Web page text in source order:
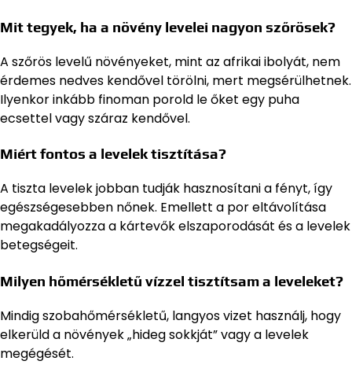
Mit tegyek, ha a növény levelei nagyon szőrösek?
A szőrös levelű növényeket, mint az afrikai ibolyát, nem
érdemes nedves kendővel törölni, mert megsérülhetnek.
Ilyenkor inkább finoman porold le őket egy puha
ecsettel vagy száraz kendővel.
Miért fontos a levelek tisztítása?
A tiszta levelek jobban tudják hasznosítani a fényt, így
egészségesebben nőnek. Emellett a por eltávolítása
megakadályozza a kártevők elszaporodását és a levelek
betegségeit.
Milyen hőmérsékletű vízzel tisztítsam a leveleket?
Mindig szobahőmérsékletű, langyos vizet használj, hogy
elkerüld a növények „hideg sokkját” vagy a levelek
megégését.